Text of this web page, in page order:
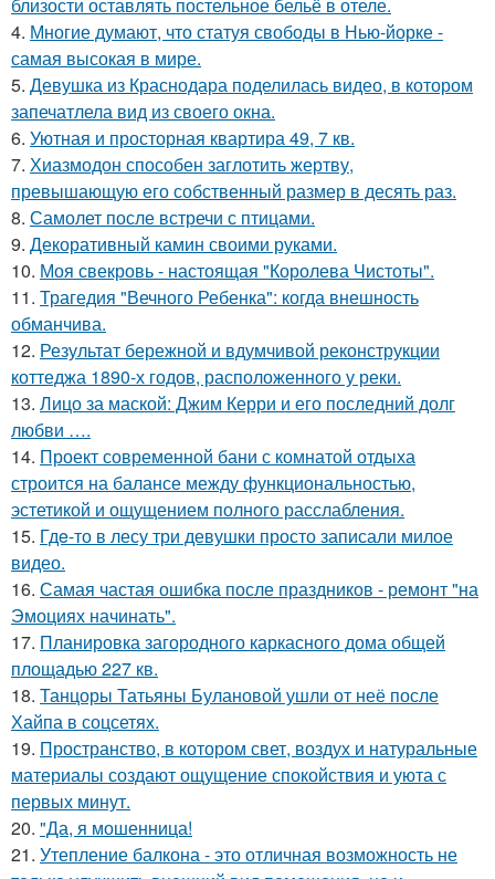
4. Многие думают, что статуя свободы в Нью-йорке -
самая высокая в мире.
5. Девушка из Краснодара поделилась видео, в котором
запечатлела вид из своего окна.
6. Уютная и просторная квартира 49, 7 кв.
7. Хиазмодон способен заглотить жертву,
превышающую его собственный размер в десять раз.
8. Самолет после встречи с птицами.
9. Декоративный камин своими руками.
10. Моя свекровь - настоящая "Королева Чистоты".
11. Трагедия "Вечного Ребенка": когда внешность
обманчива.
12. Результат бережной и вдумчивой реконструкции
коттеджа 1890-х годов, расположенного у реки.
13. Лицо за маской: Джим Керри и его последний долг
любви ….
14. Проект современной бани с комнатой отдыха
строится на балансе между функциональностью,
эстетикой и ощущением полного расслабления.
15. Гдe-то в лесу три девушки просто записали милое
видео.
16. Самая частая ошибка после праздников - ремонт "на
Эмоциях начинать".
17. Планировка загородного каркасного дома общей
площадью 227 кв.
18. Танцоры Татьяны Булановой ушли от неё после
Хайпа в соцсетях.
19. Пространство, в котором свет, воздух и натуральные
материалы создают ощущение спокойствия и уюта с
первых минут.
20. "Да, я мошенница!
21. Утепление балкона - это отличная возможность не